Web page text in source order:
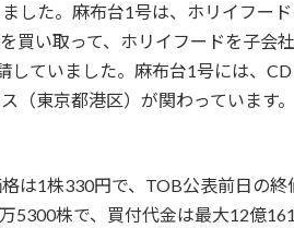
した。麻布台1号は、ホリイフー
買い取って、ホリイフードを子会
していました。麻布台1号には、
（東京都港区）が関わっています
は1株330円で、TOB公表前日の
5300株で、買付代金は最大12億